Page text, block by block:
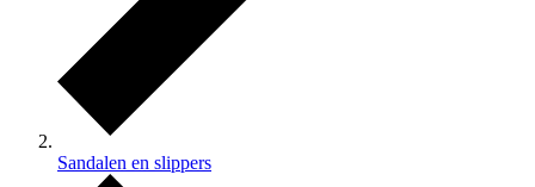
Sandalen en slippers